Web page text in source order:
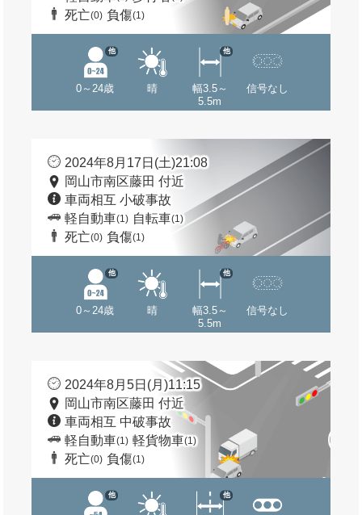
死亡(0) 負傷(1)
0～24歳
他
晴
幅3.5～
5.5m
他
信号なし
2024年8月17日(土)21:08
岡山市南区藤田 付近
車両相互 小破事故
軽自動車(1) 自転車(1)
死亡(0) 負傷(1)
0～24歳
他
晴
幅3.5～
5.5m
他
信号なし
2024年8月5日(月)11:15
岡山市南区藤田 付近
車両相互 中破事故
軽自動車(1) 軽貨物車(1)
死亡(0) 負傷(1)
他 他